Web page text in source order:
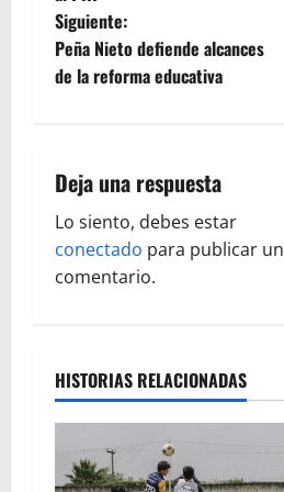
v
e
c
i
ó
d
e
e
Siguiente:
Peña Nieto defiende alcances
de la reforma educativa
Deja una respuesta
Lo siento, debes estar
conectado para publicar un
comentario.
HISTORIAS RELACIONADAS